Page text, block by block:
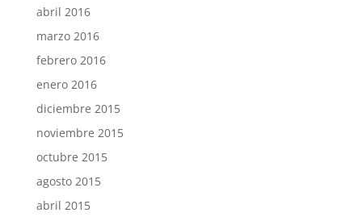
abril 2016
marzo 2016
febrero 2016
enero 2016
diciembre 2015
noviembre 2015
octubre 2015
agosto 2015
abril 2015